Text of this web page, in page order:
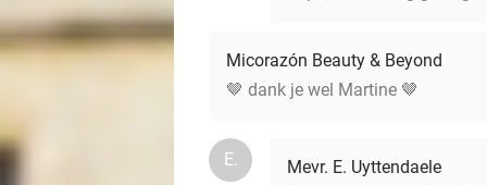
Micorazón Beauty & Beyond
🤎 dank je wel Martine 🤎
E.
Mevr. E. Uyttendaele